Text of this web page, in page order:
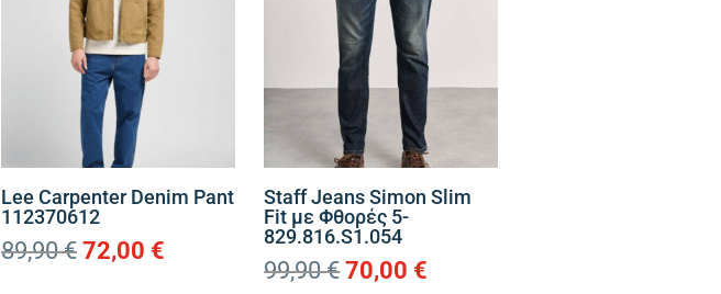
Lee Carpenter Denim Pant
112370612
89,90€ Original
72,00 €
τρέχουσα
Staff Jeans Simon Slim
Fit με Φθορές 5-
829.816.S1.054
99,90€Original
70,00 €